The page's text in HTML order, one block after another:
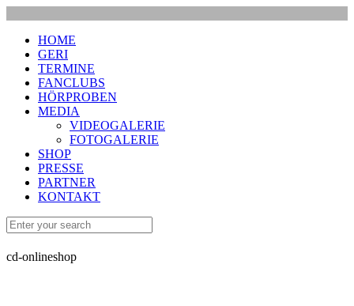
HOME
GERI
TERMINE
FANCLUBS
HÖRPROBEN
MEDIA
VIDEOGALERIE
FOTOGALERIE
SHOP
PRESSE
PARTNER
KONTAKT
cd-onlineshop